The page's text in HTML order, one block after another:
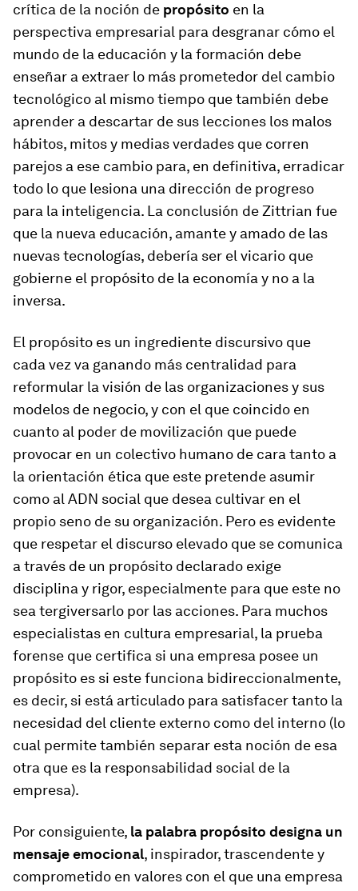
crítica de la noción de propósito en la
perspectiva empresarial para desgranar cómo el
mundo de la educación y la formación debe
enseñar a extraer lo más prometedor del cambio
tecnológico al mismo tiempo que también debe
aprender a descartar de sus lecciones los malos
hábitos, mitos y medias verdades que corren
parejos a ese cambio para, en definitiva, erradicar
todo lo que lesiona una dirección de progreso
para la inteligencia. La conclusión de Zittrian fue
que la nueva educación, amante y amado de las
nuevas tecnologías, debería ser el vicario que
gobierne el propósito de la economía y no a la
inversa.
El propósito es un ingrediente discursivo que
cada vez va ganando más centralidad para
reformular la visión de las organizaciones y sus
modelos de negocio, y con el que coincido en
cuanto al poder de movilización que puede
provocar en un colectivo humano de cara tanto a
la orientación ética que este pretende asumir
como al ADN social que desea cultivar en el
propio seno de su organización. Pero es evidente
que respetar el discurso elevado que se comunica
a través de un propósito declarado exige
disciplina y rigor, especialmente para que este no
sea tergiversarlo por las acciones. Para muchos
especialistas en cultura empresarial, la prueba
forense que certifica si una empresa posee un
propósito es si este funciona bidireccionalmente,
es decir, si está articulado para satisfacer tanto la
necesidad del cliente externo como del interno (lo
cual permite también separar esta noción de esa
otra que es la responsabilidad social de la
empresa).
Por consiguiente, la palabra propósito designa un
mensaje emocional, inspirador, trascendente y
comprometido en valores con el que una empresa